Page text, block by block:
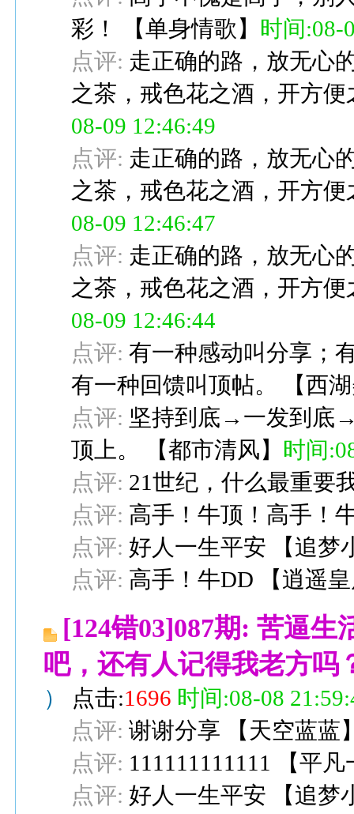
彩！
【单身情歌 】 时间:08-
点评: 走正确的路，放无心
之茶，戒色花之酒，开方
08-09 12:46:49
点评: 走正确的路，放无心
之茶，戒色花之酒，开方
08-09 12:46:47
点评: 走正确的路，放无心
之茶，戒色花之酒，开方
08-09 12:46:44
点评: 有一种感动叫分享；
有一种回馈叫顶帖。
【西
点评: 坚持到底→一发到底
顶上。
【都市清风】 时间
点评: 21世纪，什么最重要
点评: 高手！牛顶！高手！
点评: 好人一生平安 【追梦
点评: 高手！牛DD 【逍遥
[124错03]087期: 苦逼
吧，还有人记得我老方吗
） 点击:1696 时间:08-08
点评: 谢谢分享 【 天空蓝蓝
点评: 111111111111 【平凡
点评: 好人一生平安 【追梦